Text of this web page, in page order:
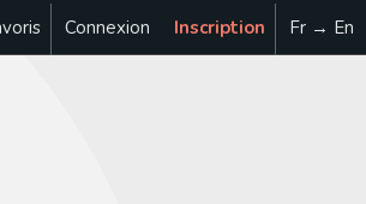
Connexion Inscription Fr → En